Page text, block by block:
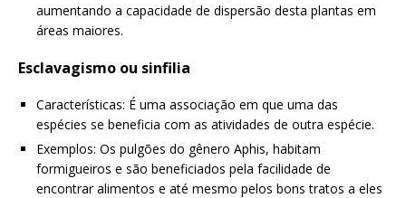
aumentando a capacidade de dispersão desta plantas em
áreas maiores.
Esclavagismo ou sinfilia
Características: É uma associação em que uma das
espécies se beneficia com as atividades de outra espécie.
Exemplos: Os pulgões do gênero Aphis, habitam
formigueiros e são beneficiados pela facilidade de
encontrar alimentos e até mesmo pelos bons tratos a eles